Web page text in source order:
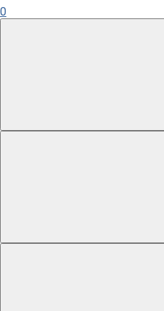
0